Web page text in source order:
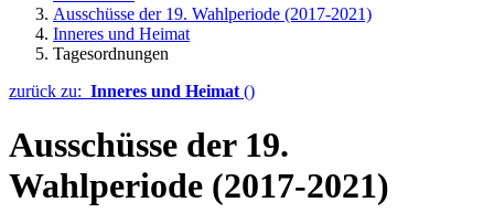
Ausschüsse der 19. Wahlperiode (2017-2021)
Inneres und Heimat
Tagesordnungen
zurück zu: Inneres und Heimat ()
Ausschüsse der 19.
Wahlperiode (2017-2021)